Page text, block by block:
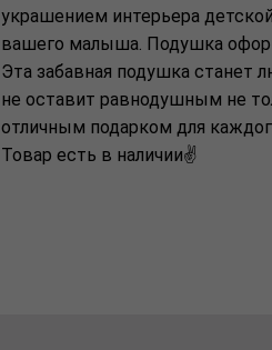
украшением интерьера
вашего малыша. Подушка
Эта забавная подушка
не оставит равнодушным не
отличным подарком для
Товар есть в наличии✌️